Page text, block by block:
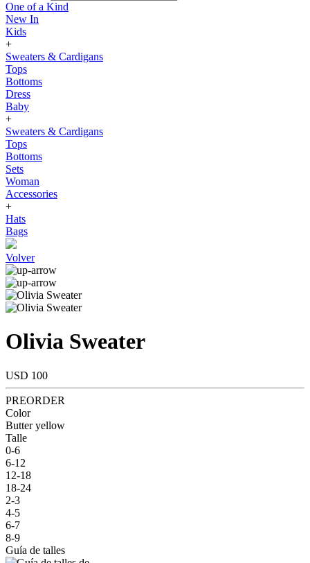
One of a Kind
New In
Kids
+
Sweaters & Cardigans
Tops
Bottoms
Dress
Baby
+
Sweaters & Cardigans
Tops
Bottoms
Sets
Woman
Accessories
+
Hats
Bags
Volver
Olivia Sweater
USD 100
PREORDER
Color
Butter yellow
Talle
0-6
6-12
12-18
18-24
2-3
4-5
6-7
8-9
Guía de talles